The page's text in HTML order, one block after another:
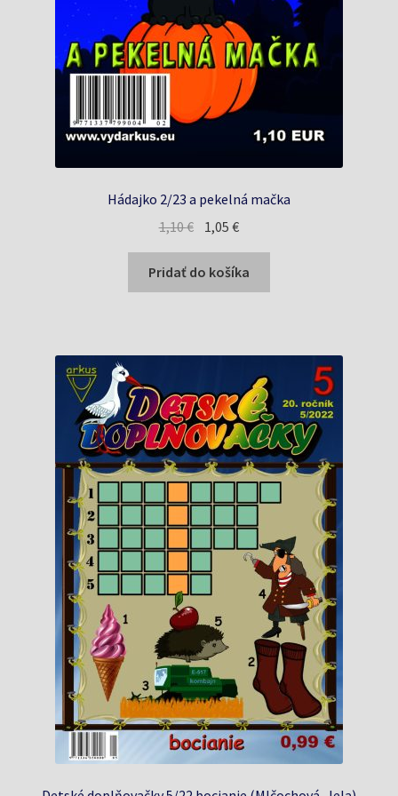
Hádajko 2/23 a pekelná mačka
1,10€ Pôvodná
bola:
1,10 €.
1,05€Aktuálna
je:
1,05 €.
Pridať do košíka